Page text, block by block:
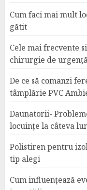
Cum faci mai mult
gătit
Cele mai frecvente
chirurgie de
De ce să comanzi
tâmplărie PVC
Daunatorii-
locuințe la câteva
Polistiren pentru
tip alegi
Cum influențează